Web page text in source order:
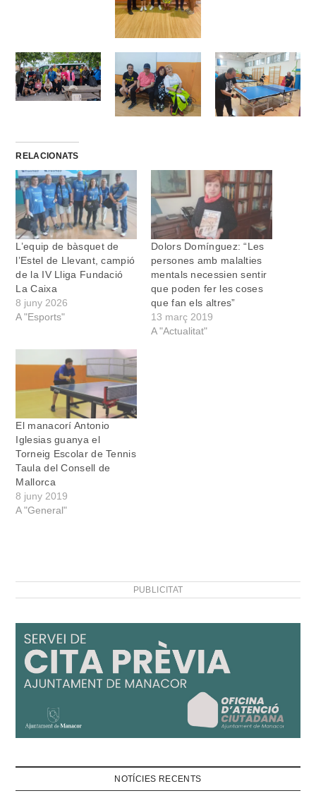
RELACIONATS
L’equip de bàsquet de
l’Estel de Llevant, campió
de la IV Lliga Fundació
La Caixa
8 juny 2026
A "Esports"
Dolors Domínguez: “Les
persones amb malalties
mentals necessien sentir
que poden fer les coses
que fan els altres”
13 març 2019
A "Actualitat"
El manacorí Antonio
Iglesias guanya el
Torneig Escolar de Tennis
Taula del Consell de
Mallorca
8 juny 2019
A "General"
PUBLICITAT
NOTÍCIES RECENTS